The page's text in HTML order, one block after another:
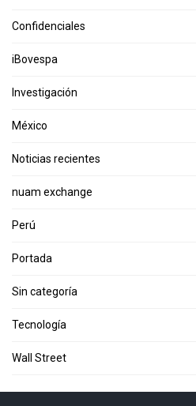
Confidenciales
iBovespa
Investigación
México
Noticias recientes
nuam exchange
Perú
Portada
Sin categoría
Tecnología
Wall Street